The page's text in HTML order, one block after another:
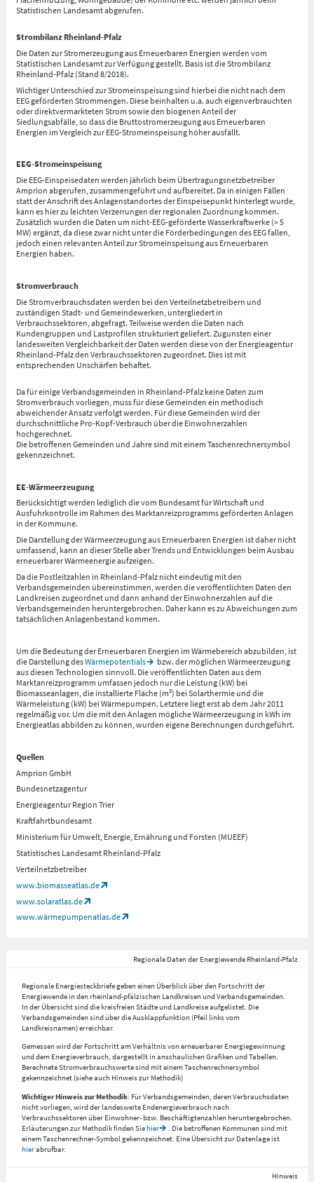
Statistischen Landesamt abgerufen.
Strombilanz Rheinland-Pfalz
Die Daten zur Stromerzeugung aus Erneuerbaren Energien werden vom
Statistischen Landesamt zur Verfügung gestellt. Basis ist die Strombilanz
Rheinland-Pfalz (Stand 8/2018).
Wichtiger Unterschied zur Stromeinspeisung sind hierbei die nicht nach dem
EEG geförderten Strommengen. Diese beinhalten u.a. auch eigenverbrauchten
oder direktvermarkteten Strom sowie den biogenen Anteil der
Siedlungsabfälle, so dass die Bruttostromerzeugung aus Erneuerbaren
Energien im Vergleich zur EEG-Stromeinspeisung höher ausfällt.
EEG-Stromeinspeisung
Die EEG-Einspeisedaten werden jährlich beim Übertragungsnetzbetreiber
Amprion abgerufen, zusammengeführt und aufbereitet. Da in einigen Fällen
statt der Anschrift des Anlagenstandortes der Einspeisepunkt hinterlegt wurde,
kann es hier zu leichten Verzerrungen der regionalen Zuordnung kommen.
Zusätzlich wurden die Daten um nicht-EEG-geförderte Wasserkraftwerke (> 5
MW) ergänzt, da diese zwar nicht unter die Förderbedingungen des EEG fallen,
jedoch einen relevanten Anteil zur Stromeinspeisung aus Erneuerbaren
Energien haben.
Stromverbrauch
Die Stromverbrauchsdaten werden bei den Verteilnetzbetreibern und
zuständigen Stadt- und Gemeindewerken, untergliedert in
Verbrauchssektoren, abgefragt. Teilweise werden die Daten nach
Kundengruppen und Lastprofilen strukturiert geliefert. Zugunsten einer
landesweiten Vergleichbarkeit der Daten werden diese von der Energieagentur
Rheinland-Pfalz den Verbrauchssektoren zugeordnet. Dies ist mit
entsprechenden Unschärfen behaftet.
Da für einige Verbandsgemeinden in Rheinland-Pfalz keine Daten zum
Stromverbrauch vorliegen, muss für diese Gemeinden ein methodisch
abweichender Ansatz verfolgt werden. Für diese Gemeinden wird der
durchschnittliche Pro-Kopf-Verbrauch über die Einwohnerzahlen
hochgerechnet.
Die betroffenen Gemeinden und Jahre sind mit einem Taschenrechnersymbol
gekennzeichnet.
EE-Wärmeerzeugung
Berücksichtigt werden lediglich die vom Bundesamt für Wirtschaft und
Ausfuhrkontrolle im Rahmen des Marktanreizprogramms geförderten Anlagen
in der Kommune.
Die Darstellung der Wärmeerzeugung aus Erneuerbaren Energien ist daher nicht
umfassend, kann an dieser Stelle aber Trends und Entwicklungen beim Ausbau
erneuerbarer Wärmeenergie aufzeigen.
Da die Postleitzahlen in Rheinland-Pfalz nicht eindeutig mit den
Verbandsgemeinden übereinstimmen, werden die veröffentlichten Daten den
Landkreisen zugeordnet und dann anhand der Einwohnerzahlen auf die
Verbandsgemeinden heruntergebrochen. Daher kann es zu Abweichungen zum
tatsächlichen Anlagenbestand kommen.
Um die Bedeutung der Erneuerbaren Energien im Wärmebereich abzubilden, ist
die Darstellung desWärmepotentials
bzw. der möglichen Wärmeerzeugung
aus diesen Technologien sinnvoll. Die veröffentlichten Daten aus dem
Marktanreizprogramm umfassen jedoch nur die Leistung (kW) bei
Biomasseanlagen, die installierte Fläche (m²) bei Solarthermie und die
Wärmeleistung (kW) bei Wärmepumpen. Letztere liegt erst ab dem Jahr 2011
regelmäßig vor. Um die mit den Anlagen mögliche Wärmeerzeugung in kWh im
Energieatlas abbilden zu können, wurden eigene Berechnungen durchgeführt.
Quellen
Amprion GmbH
Bundesnetzagentur
Energieagentur Region Trier
Kraftfahrtbundesamt
Ministerium für Umwelt, Energie, Ernährung und Forsten (MUEEF)
Statistisches Landesamt Rheinland-Pfalz
Verteilnetzbetreiber
www.biomasseatlas.de
www.solaratlas.de
www.wärmepumpenatlas.de
Regionale Daten der Energiewende Rheinland-Pfalz
Regionale Energiesteckbriefe geben einen Überblick über den Fortschritt der
Energiewende in den rheinland-pfälzischen Landkreisen und Verbandsgemeinden.
In der Übersicht sind die kreisfreien Städte und Landkreise aufgelistet. Die
Verbandsgemeinden sind über die Ausklappfunktion (Pfeil links vom
Landkreisnamen) erreichbar.
Gemessen wird der Fortschritt am Verhältnis von erneuerbarer Energiegewinnung
und dem Energieverbrauch, dargestellt in anschaulichen Grafiken und Tabellen.
Berechnete Stromverbrauchswerte sind mit einem Taschenrechnersymbol
gekennzeichnet (siehe auch Hinweis zur Methodik)
Wichtiger Hinweis zur Methodik: Für Verbandsgemeinden, deren Verbrauchsdaten
nicht vorliegen, wird der landesweite Endenergieverbrauch nach
Verbrauchssektoren über Einwohner- bzw. Beschäftigtenzahlen heruntergebrochen.
Erläuterungen zur Methodik finden Siehier
. Die betroffenen Kommunen sind mit
einem Taschenrechner-Symbol gekennzeichnet. Eine Übersicht zur Datenlage ist
hierabrufbar.
Hinweis